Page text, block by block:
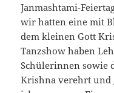
Janmashtami-
wir hatten eine mit
dem kleinen Gott
Tanzshow haben
Schülerinnen sowie
Krishna verehrt und